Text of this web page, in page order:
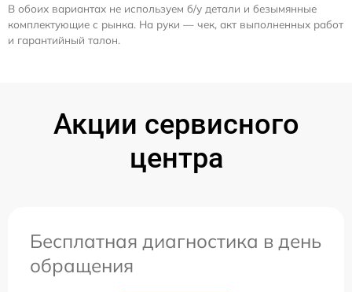
В обоих вариантах не используем б/у детали и безымянные
комплектующие с рынка. На руки — чек, акт выполненных работ
и гарантийный талон.
Акции сервисного
центра
Бесплатная диагностика в день
обращения